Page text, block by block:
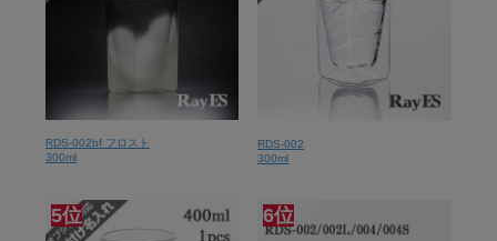
RDS-002bf フロスト
300ml
RDS-002
300ml
5位 6位